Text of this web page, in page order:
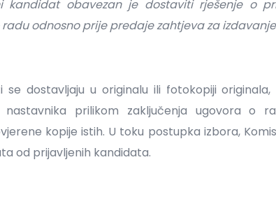
kandidat obavezan je dostaviti rješenje o
odnosno prije predaje zahtjeva za
se dostavljaju u originalu ili fotokopiji
nastavnika prilikom zaključenja ugovora o
kopije istih. U toku postupka izbora,
od prijavljenih kandidata.